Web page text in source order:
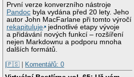
První verze konverzního nástroje
Pandoc byla vydána před 20 lety. Jeho
autor John MacFarlane při tomto výročí
rekapituluje
jednotlivé etapy vývoje
a přidávání nových funkcí – rozšíření
nejen Markdownu a podporu mnoha
dalších formátů.
|🇵🇸 | Komentářů: 0